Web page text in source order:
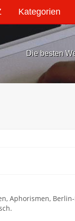
Kategorien
Die besten
Aphorismen,